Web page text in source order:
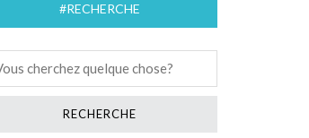
#RECHERCHE